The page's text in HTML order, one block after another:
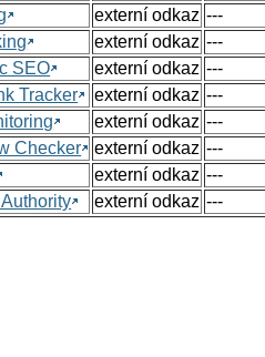
externí odkaz ---
externí odkaz ---
SEO
externí odkaz ---
Tracker
externí odkaz ---
externí odkaz ---
Checker
externí odkaz ---
externí odkaz ---
externí odkaz ---